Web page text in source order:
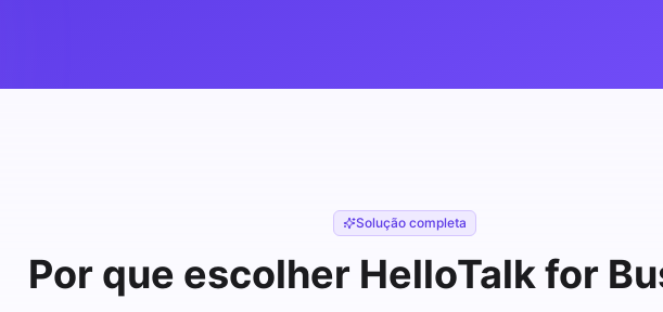
Solução completa
Por que escolher HelloTalk for